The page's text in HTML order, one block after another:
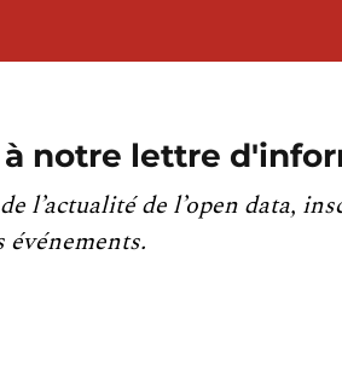
notre lettre
l’actualité de l’open data,